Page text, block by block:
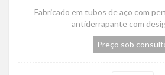
Fabricado em tubos de aço com
antiderrapante com
Preço sob